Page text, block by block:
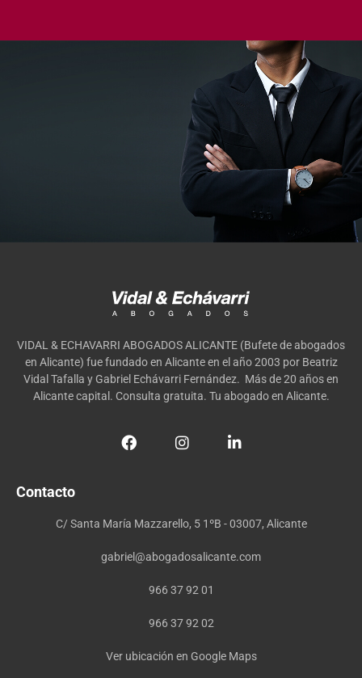
VIDAL & ECHAVARRI ABOGADOS ALICANTE (Bufete de abogados
en Alicante) fue fundado en Alicante en el año 2003 por Beatriz
Vidal Tafalla y Gabriel Echávarri Fernández. Más de 20 años en
Alicante capital. Consulta gratuita. Tu abogado en Alicante.
Contacto
C/ Santa María Mazzarello, 5 1ºB - 03007, Alicante
gabriel@abogadosalicante.com
966 37 92 01
966 37 92 02
Ver ubicación en Google Maps